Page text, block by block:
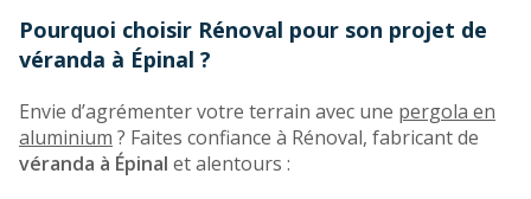
Pourquoi choisir Rénoval pour son projet de
véranda à Épinal ?
Envie d’agrémenter votre terrain avec une pergola en
aluminium ? Faites confiance à Rénoval, fabricant de
véranda à Épinal et alentours :